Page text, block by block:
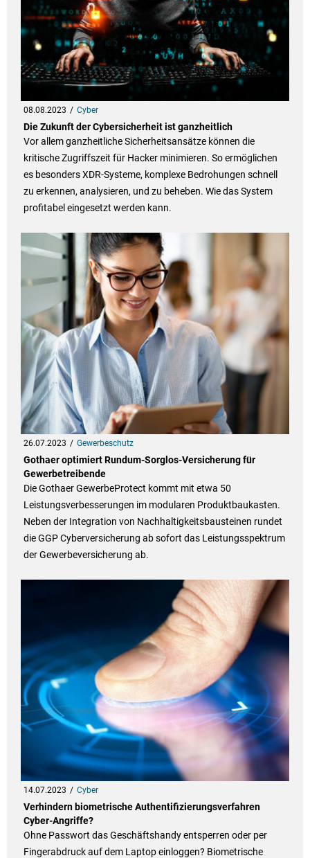
08.08.2023 Cyber
Die Zukunft der Cybersicherheit ist ganzheitlich
Vor allem ganzheitliche Sicherheitsansätze können die
kritische Zugriffszeit für Hacker minimieren. So ermöglichen
es besonders XDR-Systeme, komplexe Bedrohungen schnell
zu erkennen, analysieren, und zu beheben. Wie das System
profitabel eingesetzt werden kann.
26.07.2023 Gewerbeschutz
Gothaer optimiert Rundum-Sorglos-Versicherung für
Gewerbetreibende
Die Gothaer GewerbeProtect kommt mit etwa 50
Leistungsverbesserungen im modularen Produktbaukasten.
Neben der Integration von Nachhaltigkeitsbausteinen rundet
die GGP Cyberversicherung ab sofort das Leistungsspektrum
der Gewerbeversicherung ab.
14.07.2023 Cyber
Verhindern biometrische Authentifizierungsverfahren
Cyber-Angriffe?
Ohne Passwort das Geschäftshandy entsperren oder per
Fingerabdruck auf dem Laptop einloggen? Biometrische